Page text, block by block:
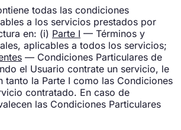
todas las condiciones
a los servicios prestados por
en: (i) Parte I — Términos y
aplicables a todos los servicios;
— Condiciones Particulares de
el Usuario contrate un servicio, le
tanto la Parte I como las Condiciones
contratado. En caso de
las Condiciones Particulares